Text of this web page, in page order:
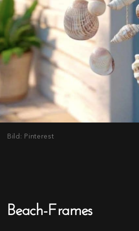
Bild: Pinterest
Beach-Frames